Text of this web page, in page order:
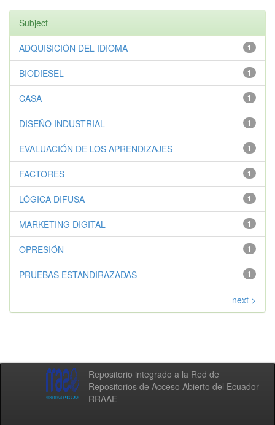
Subject
1
ADQUISICIÓN DEL IDIOMA
1
BIODIESEL
1
CASA
1
DISEÑO INDUSTRIAL
1
EVALUACIÓN DE LOS APRENDIZAJES
1
FACTORES
1
LÓGICA DIFUSA
1
MARKETING DIGITAL
1
OPRESIÓN
1
PRUEBAS ESTANDIRAZADAS
next >
Repositorio integrado a la Red de
Repositorios de Acceso Abierto del Ecuador -
RRAAE